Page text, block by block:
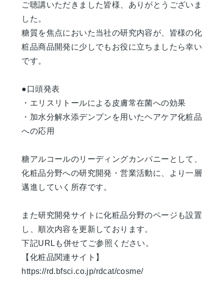
ご聴講いただきました皆様、ありがとうございま
した。
糖質を焦点においた当社の研究内容が、皆様の化
粧品商品開発に少しでもお役に立ちましたら幸い
です。
●口頭発表
・エリスリトールによる皮膚常在菌への効果
・加水分解水添デンプンを用いたヘアケア化粧品
への応用
糖アルコールのリーディングカンパニーとして、
化粧品分野への研究開発・営業活動に、より一層
邁進していく所存です。
また研究開発サイトに化粧品分野のページも設置
し、順次内容を更新しております。
下記URLも併せてご参照ください。
【化粧品関連サイト】
https://rd.bfsci.co.jp/rdcat/cosme/